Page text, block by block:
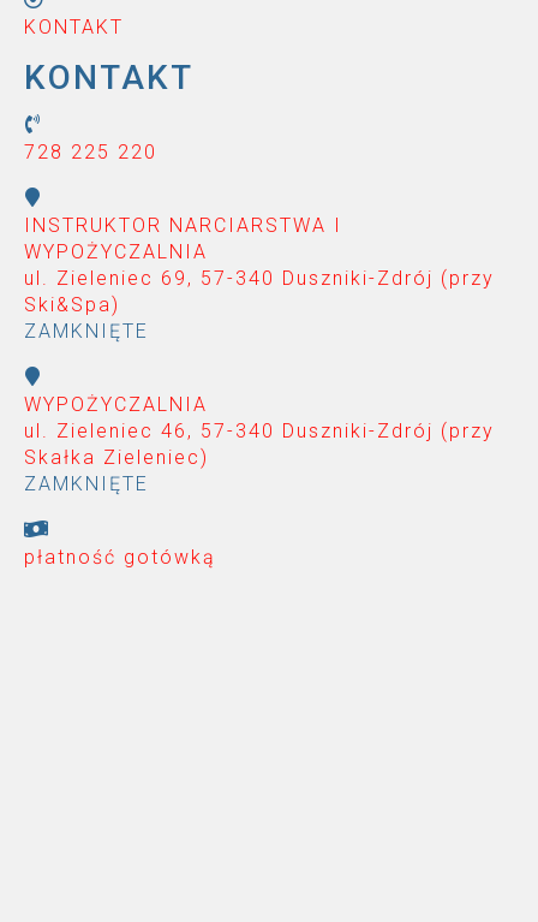
KONTAKT
KONTAKT
728 225 220
INSTRUKTOR NARCIARSTWA I
WYPOŻYCZALNIA
ul. Zieleniec 69, 57-340 Duszniki-Zdrój (przy
Ski&Spa)
ZAMKNIĘTE
WYPOŻYCZALNIA
ul. Zieleniec 46, 57-340 Duszniki-Zdrój (przy
Skałka Zieleniec)
ZAMKNIĘTE
płatność gotówką